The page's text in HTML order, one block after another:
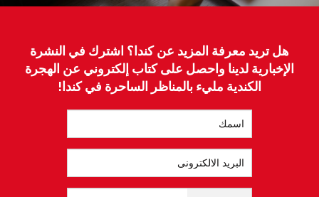
هل تريد معرفة المزيد عن كندا؟ اشترك في النشرة
الإخبارية لدينا واحصل على كتاب إلكتروني عن الهجرة
الكندية مليء بالمناظر الساحرة في كندا!